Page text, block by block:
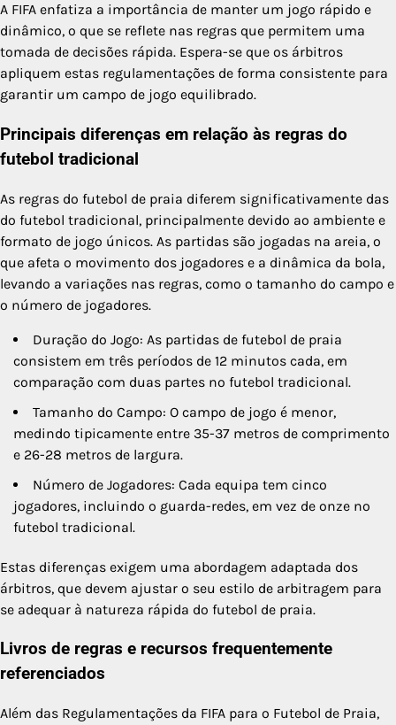
A FIFA enfatiza a importância de manter um jogo rápido e
dinâmico, o que se reflete nas regras que permitem uma
tomada de decisões rápida. Espera-se que os árbitros
apliquem estas regulamentações de forma consistente para
garantir um campo de jogo equilibrado.
Principais diferenças em relação às regras do
futebol tradicional
As regras do futebol de praia diferem significativamente das
do futebol tradicional, principalmente devido ao ambiente e
formato de jogo únicos. As partidas são jogadas na areia, o
que afeta o movimento dos jogadores e a dinâmica da bola,
levando a variações nas regras, como o tamanho do campo e
o número de jogadores.
Duração do Jogo: As partidas de futebol de praia
consistem em três períodos de 12 minutos cada, em
comparação com duas partes no futebol tradicional.
Tamanho do Campo: O campo de jogo é menor,
medindo tipicamente entre 35-37 metros de comprimento
e 26-28 metros de largura.
Número de Jogadores: Cada equipa tem cinco
jogadores, incluindo o guarda-redes, em vez de onze no
futebol tradicional.
Estas diferenças exigem uma abordagem adaptada dos
árbitros, que devem ajustar o seu estilo de arbitragem para
se adequar à natureza rápida do futebol de praia.
Livros de regras e recursos frequentemente
referenciados
Além das Regulamentações da FIFA para o Futebol de Praia,